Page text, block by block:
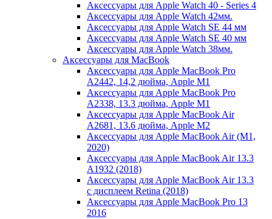
Аксессуары для Apple Watch 40 - Series 4
Аксессуары для Apple Watch 42мм.
Аксессуары для Apple Watch SE 44 мм
Аксессуары для Apple Watch SE 40 мм
Аксессуары для Apple Watch 38мм.
Аксессуары для MacBook
Аксессуары для Apple MacBook Pro
A2442, 14,2 дюйма, Apple M1
Аксессуары для Apple MacBook Pro
A2338, 13.3 дюйма, Apple M1
Аксессуары для Apple MacBook Air
A2681, 13.6 дюйма, Apple M2
Аксессуары для Apple MacBook Air (M1,
2020)
Аксессуары для Apple MacBook Air 13.3
A1932 (2018)
Аксессуары для Apple MacBook Air 13.3
с дисплеем Retina (2018)
Аксессуары для Apple MacBook Pro 13
2016